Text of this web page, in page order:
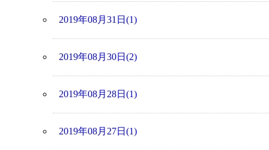
2019年08月31日(1)
2019年08月30日(2)
2019年08月28日(1)
2019年08月27日(1)